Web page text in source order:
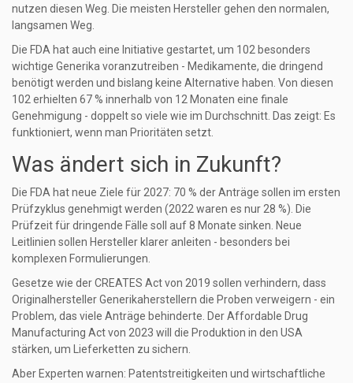
nutzen diesen Weg. Die meisten Hersteller gehen den normalen,
langsamen Weg.
Die FDA hat auch eine Initiative gestartet, um 102 besonders
wichtige Generika voranzutreiben - Medikamente, die dringend
benötigt werden und bislang keine Alternative haben. Von diesen
102 erhielten 67 % innerhalb von 12 Monaten eine finale
Genehmigung - doppelt so viele wie im Durchschnitt. Das zeigt: Es
funktioniert, wenn man Prioritäten setzt.
Was ändert sich in Zukunft?
Die FDA hat neue Ziele für 2027: 70 % der Anträge sollen im ersten
Prüfzyklus genehmigt werden (2022 waren es nur 28 %). Die
Prüfzeit für dringende Fälle soll auf 8 Monate sinken. Neue
Leitlinien sollen Hersteller klarer anleiten - besonders bei
komplexen Formulierungen.
Gesetze wie der CREATES Act von 2019 sollen verhindern, dass
Originalhersteller Generikaherstellern die Proben verweigern - ein
Problem, das viele Anträge behinderte. Der Affordable Drug
Manufacturing Act von 2023 will die Produktion in den USA
stärken, um Lieferketten zu sichern.
Aber Experten warnen: Patentstreitigkeiten und wirtschaftliche